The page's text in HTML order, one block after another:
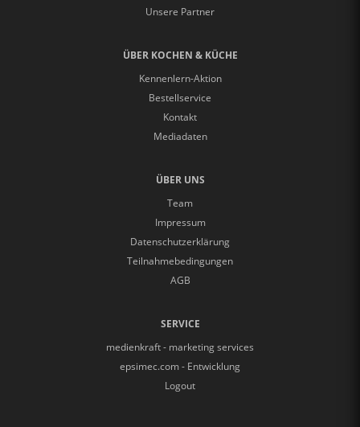
Unsere Partner
ÜBER KOCHEN & KÜCHE
Kennenlern-Aktion
Bestellservice
Kontakt
Mediadaten
ÜBER UNS
Team
Impressum
Datenschutzerklärung
Teilnahmebedingungen
AGB
SERVICE
medienkraft - marketing services
epsimec.com - Entwicklung
Logout